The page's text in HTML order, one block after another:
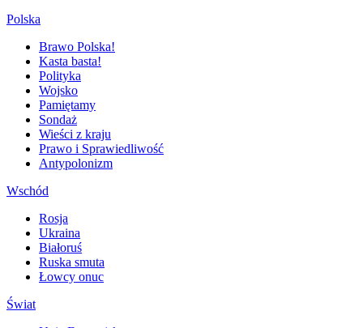
Polska
Brawo Polska!
Kasta basta!
Polityka
Wojsko
Pamiętamy
Sondaż
Wieści z kraju
Prawo i Sprawiedliwość
Antypolonizm
Wschód
Rosja
Ukraina
Białoruś
Ruska smuta
Łowcy onuc
Świat